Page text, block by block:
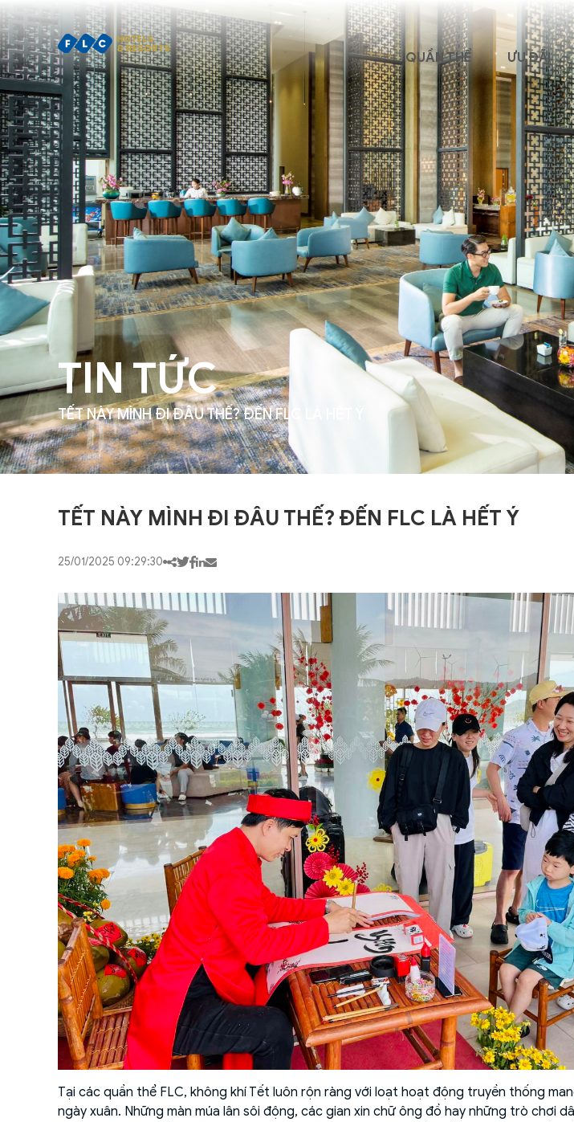
QUẦN THỂ ƯU ĐÃI
TIN TỨC
TẾT NÀY MÌNH ĐI ĐÂU THẾ? ĐẾN FLC LÀ HẾT Ý
TẾT NÀY MÌNH ĐI ĐÂU THẾ? ĐẾN FLC LÀ HẾT Ý
25/01/2025 09:29:30
Tại các quần thể FLC, không khí Tết luôn rộn ràng với loạt hoạt động truyền thống
ngày xuân. Những màn múa lân sôi động, các gian xin chữ ông đồ hay những trò chơi